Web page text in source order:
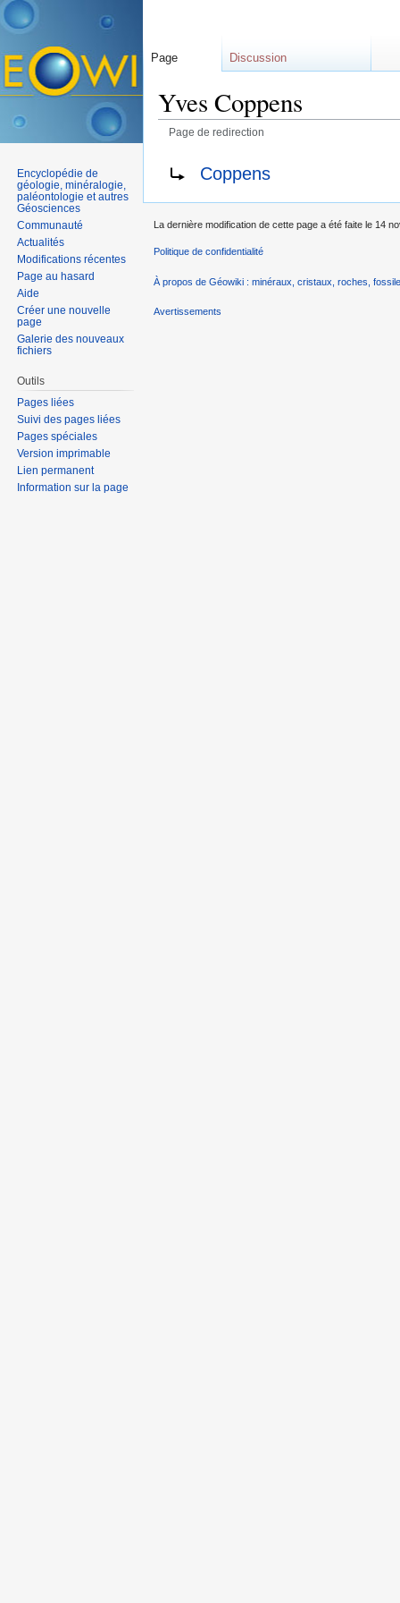
Yves Coppens
Page de redirection
Coppens
Page Discussion
Encyclopédie de
géologie, minéralogie,
paléontologie et autres
Géosciences
Communauté
Actualités
Modifications récentes
Page au hasard
Aide
Créer une nouvelle
page
Galerie des nouveaux
fichiers
Outils
Pages liées
Suivi des pages liées
Pages spéciales
Version imprimable
Lien permanent
Information sur la page
La dernière modification de cette page a été faite le 14
Politique de confidentialité
À propos de Géowiki : minéraux, cristaux, roches,
Avertissements